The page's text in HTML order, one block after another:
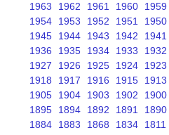
1963
1962 1961 1960 1959
1954
1953 1952 1951 1950
1945
1944 1943 1942 1941
1936
1935 1934 1933 1932
1927
1926 1925 1924 1923
1918
1917 1916 1915 1913
1905
1904 1903 1902 1900
1895
1894 1892 1891 1890
1884
1883 1868 1834 1811